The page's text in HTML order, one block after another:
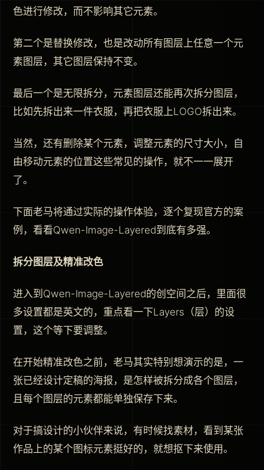
色进行修改，而不影响其它元素。
第二个是替换修改，也是改动所有图层上任意一个元
素图层，其它图层保持不变。
最后一个是无限拆分，元素图层还能再次拆分图层，
比如先拆出来一件衣服，再把衣服上LOGO拆出来。
当然，还有删除某个元素，调整元素的尺寸大小，自
由移动元素的位置这些常见的操作，就不一一展开
了。
下面老马将通过实际的操作体验，逐个复现官方的案
例，看看Qwen-Image-Layered到底有多强。
拆分图层及精准改色
进入到Qwen-Image-Layered的创空间之后，里面很
多设置都是英文的，重点看一下Layers（层）的设
置，这个等下要调整。
在开始精准改色之前，老马其实特别想演示的是，一
张已经设计定稿的海报，是怎样被拆分成各个图层，
且每个图层的元素都能单独保存下来。
对于搞设计的小伙伴来说，有时候找素材，看到某张
作品上的某个图标元素挺好的，就想抠下来使用。